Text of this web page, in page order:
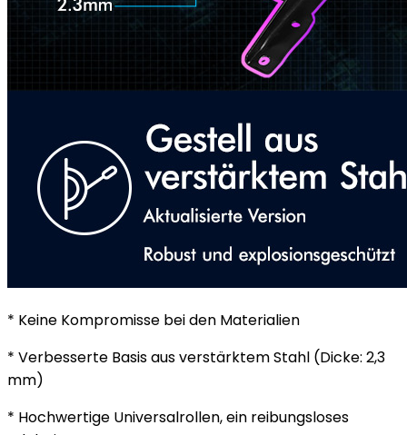
* Keine Kompromisse bei den Materialien
* Verbesserte Basis aus verstärktem Stahl (Dicke: 2,3
mm)
* Hochwertige Universalrollen, ein reibungsloses